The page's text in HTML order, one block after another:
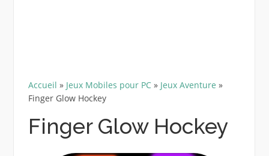
Accueil » Jeux Mobiles pour PC» Jeux Aventure »
Finger Glow Hockey
Finger Glow Hockey